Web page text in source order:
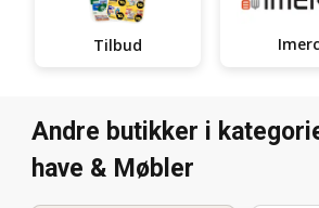
Tilbud
Andre butikker i
have & Møbler